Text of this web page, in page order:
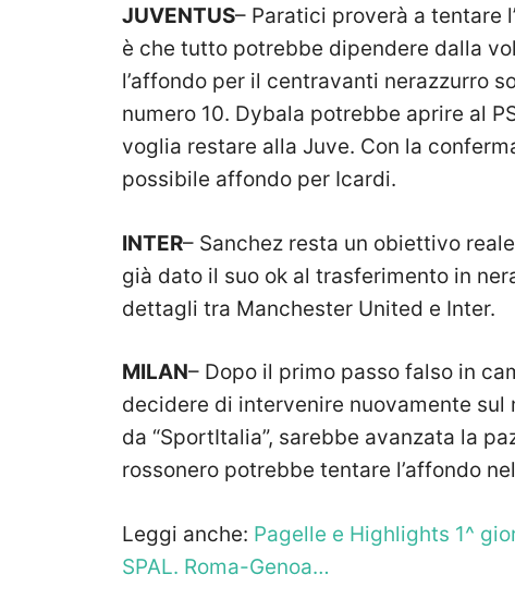
JUVENTUS– Paratici proverà a tentare
è che tutto potrebbe dipendere dalla
l’affondo per il centravanti nerazzurro
numero 10. Dybala potrebbe aprire al
voglia restare alla Juve. Con la
possibile affondo per Icardi.
INTER– Sanchez resta un obiettivo
già dato il suo ok al trasferimento in
dettagli tra Manchester United e Inter.
MILAN– Dopo il primo passo falso in
decidere di intervenire nuovamente
da “SportItalia”, sarebbe avanzata la
rossonero potrebbe tentare l’affondo
Leggi anche: Pagelle e Highlights 1^
SPAL. Roma-Genoa…